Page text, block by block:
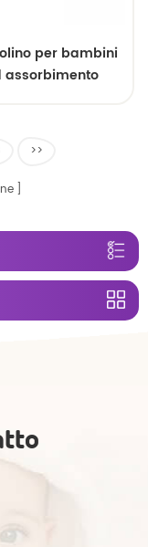
per bambini
assorbimento
>>